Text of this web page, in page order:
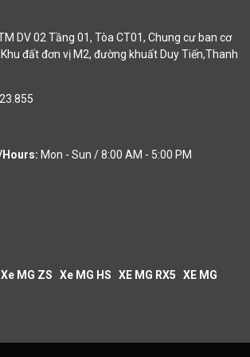
DV 02 Tầng 01, Tòa CT01, Chung cư ban cơ
đất đơn vị M2, đường khuất Duy Tiến,Thanh
Mon - Sun / 8:00 AM - 5:00 PM
Xe MG ZS Xe MG HS XE MG RX5
XE MG